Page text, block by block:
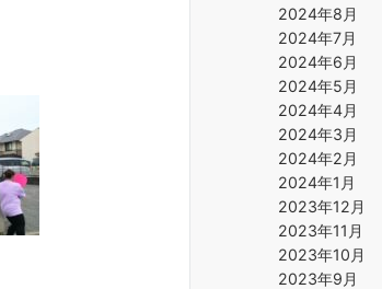
2024年8月
2024年7月
2024年6月
2024年5月
2024年4月
2024年3月
2024年2月
2024年1月
2023年12月
2023年11月
2023年10月
2023年9月